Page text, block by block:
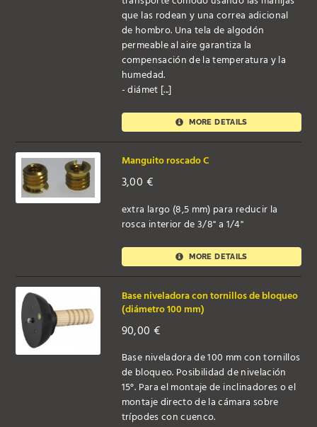
que las rodean y una correa adicional
de hombro. Una tela de algodón
permeable al aire garantiza la
compensación de la temperatura y la
humedad.
- diámet [...]
MORE DETAILS
Manguito roscado C
3,00 €
extra largo (8,5 mm) para reducir la
rosca interior de 3/8" a 1/4"
MORE DETAILS
Base niveladora con tornillos de bloqueo
(diámetro 100 mm)
90,00 €
Base niveladora de 100 mm con tornillos
de bloqueo. Posibilidad de nivelación
15°. Para el montaje de inclinadores o el
montaje directo de la cámara sobre
trípodes con cuenco.